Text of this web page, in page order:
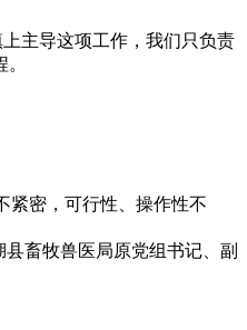
主导这项工作，我们只负责
紧密，可行性、操作性不
畜牧兽医局原党组书记、副